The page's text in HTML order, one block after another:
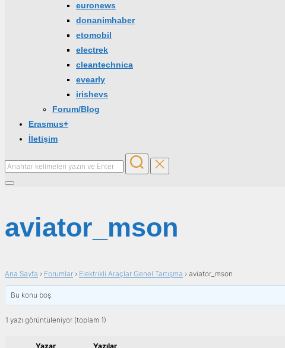
euronews
donanimhaber
etomobil
electrek
cleantechnica
evearly
irishevs
Forum/Blog
Erasmus+
İletişim
aviator_mson
Ana Sayfa › Forumlar › Elektrikli Araçlar Genel Tartışma › aviator_mson
Bu konu boş.
1 yazı görüntüleniyor (toplam 1)
Yazar Yazılar